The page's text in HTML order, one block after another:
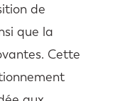
de
que la
Cette